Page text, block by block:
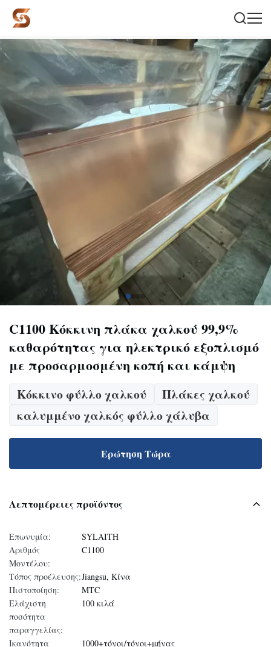
C1100 Κόκκινη πλάκα χαλκού 99,9%
καθαρότητας για ηλεκτρικό εξοπλισμό
με προσαρμοσμένη κοπή και κάμψη
Κόκκινο φύλλο χαλκού
Πλάκες χαλκού
καλυμμένο χαλκός φύλλο χάλυβα
Ερώτηση Τώρα
Λεπτομέρειες προϊόντος
Επωνυμία:
SYLAITH
Αριθμός
Μοντέλου:
C1100
Τόπος προέλευσης:Jiangsu, Κίνα
Πιστοποίηση:
MTC
Ελάχιστη
ποσότητα
παραγγελίας:
100 κιλά
Ικανότητα
1000+τόνοι/τόνοι+μήνας